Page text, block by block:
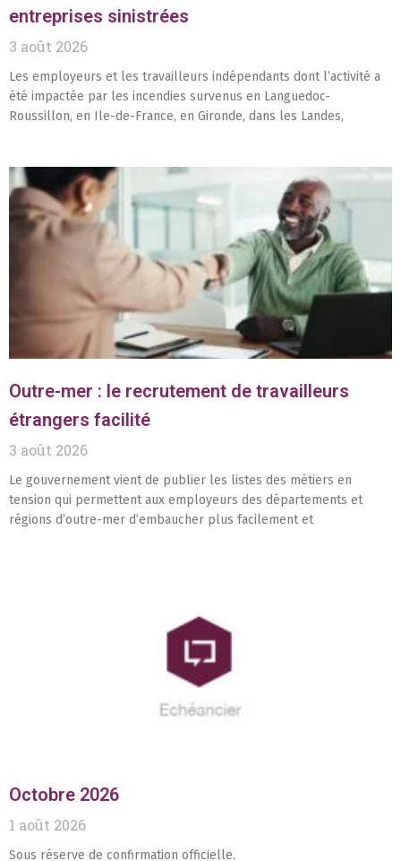
entreprises sinistrées
3 août 2026
Les employeurs et les travailleurs indépendants dont l’activité a
été impactée par les incendies survenus en Languedoc-
Roussillon, en Ile-de-France, en Gironde, dans les Landes,
Outre-mer : le recrutement de travailleurs
étrangers facilité
3 août 2026
Le gouvernement vient de publier les listes des métiers en
tension qui permettent aux employeurs des départements et
régions d’outre-mer d’embaucher plus facilement et
Octobre 2026
1 août 2026
Sous réserve de confirmation officielle.